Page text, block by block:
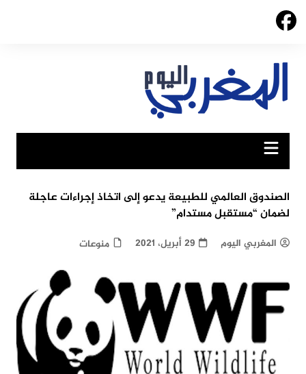
Skip
الصندوق العالمي للطبيعة يدعو إلى اتخاذ إجراءات عاجلة
لضمان “مستقبل مستدام”
المغربي اليوم 29 أبريل، 2021 منوعات